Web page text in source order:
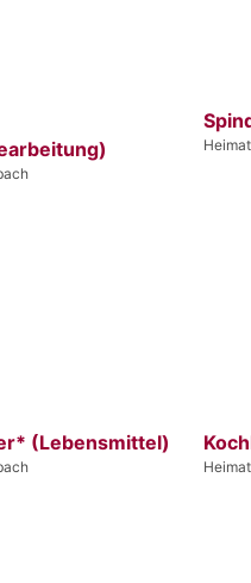
(Lebensmittel)